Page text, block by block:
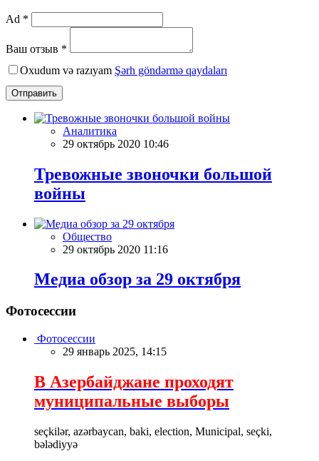
Ad *
Ваш отзыв *
Oxudum və razıyam Şərh göndərmə qaydaları
Отправить
Аналитика
29 октябрь 2020 10:46
Тревожные звоночки большой
войны
Общество
29 октябрь 2020 11:16
Meдиа обзор за 29 октября
Фотосессии
Фотосессии
29 январь 2025, 14:15
В Азербайджане проходят
муниципальные выборы
seçkilər, azərbaycan, baki, election, Municipal, seçki,
bələdiyyə